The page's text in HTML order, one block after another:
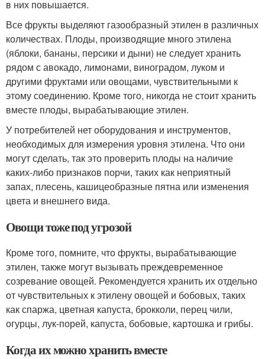
в них повышается.
Все фрукты выделяют газообразный этилен в различных
количествах. Плоды, производящие много этилена
(яблоки, бананы, персики и дыни) не следует хранить
рядом с авокадо, лимонами, виноградом, луком и
другими фруктами или овощами, чувствительными к
этому соединению. Кроме того, никогда не стоит хранить
вместе плоды, вырабатывающие этилен.
У потребителей нет оборудования и инструментов,
необходимых для измерения уровня этилена. Что они
могут сделать, так это проверить плоды на наличие
каких-либо признаков порчи, таких как неприятный
запах, плесень, кашицеобразные пятна или изменения
цвета и внешнего вида.
Овощи тоже под угрозой
Кроме того, помните, что фрукты, вырабатывающие
этилен, также могут вызывать преждевременное
созревание овощей. Рекомендуется хранить их отдельно
от чувствительных к этилену овощей и бобовых, таких
как спаржа, цветная капуста, брокколи, перец чили,
огурцы, лук-порей, капуста, бобовые, картошка и грибы.
Когда их можно хранить вместе